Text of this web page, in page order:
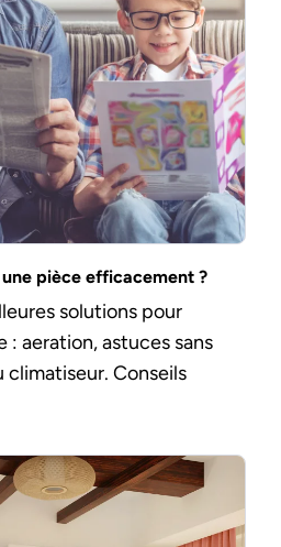
pièce efficacement ?
solutions pour
: aeration, astuces sans
Conseils